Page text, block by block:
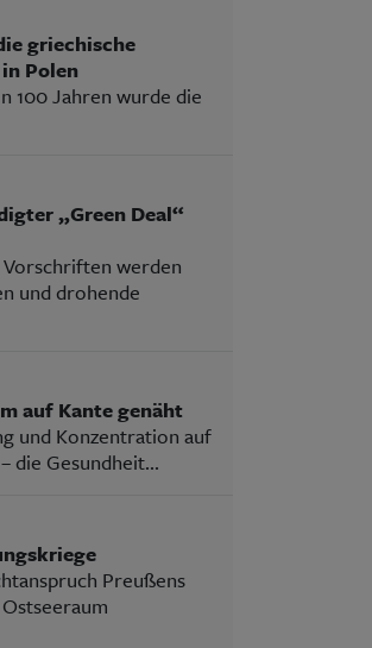
griechische
Polen
100 Jahren wurde die
„Green Deal“
werden
und drohende
auf Kante genäht
und Konzentration auf
die Gesundheit...
Preußens